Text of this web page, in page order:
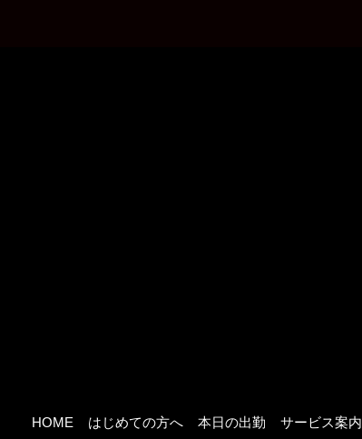
HOME はじめての方へ 本日の出勤 サービス案内